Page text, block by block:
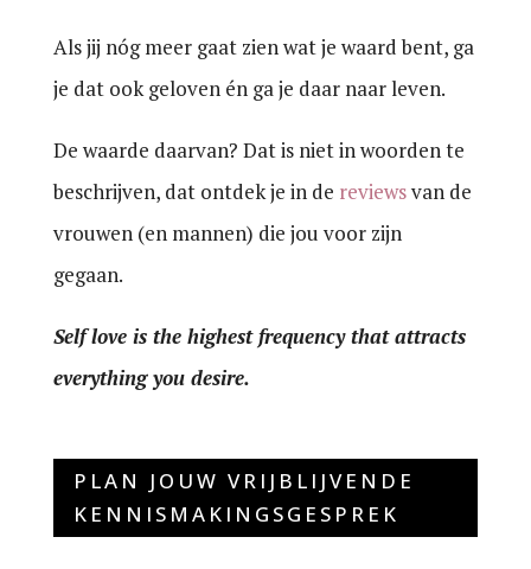
Als jij nóg meer gaat zien wat je waard bent, ga
je dat ook geloven én ga je daar naar leven.
De waarde daarvan? Dat is niet in woorden te
beschrijven, dat ontdek je in de reviewsvan de
vrouwen (en mannen) die jou voor zijn
gegaan.
Self love is the highest frequency that attracts
everything you desire.
PLAN JOUW VRIJBLIJVENDE
KENNISMAKINGSGESPREK